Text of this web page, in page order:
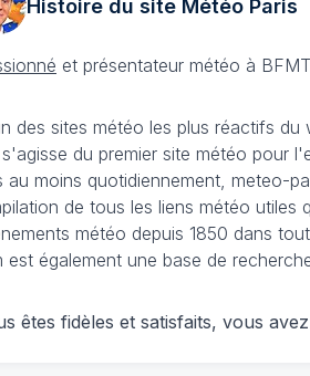
Histoire du site MétéoParis
et présentateur météo à
sites météo les plus réactifs
du premier site météo pour
au moins quotidiennement, meteo-
de tous les liens météo
météo depuis 1850 dans
également une base de
êtes fidèles et satisfaits, vous